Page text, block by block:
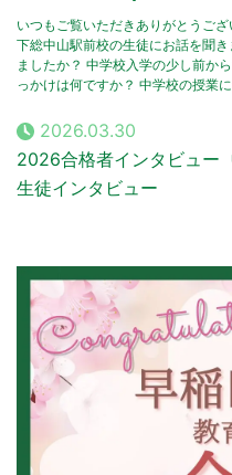
いつもご覧いただきありがとうご
下総中山駅前校の生徒にお話を聞
ましたか？ 中学校入学の少し前か
っかけは何ですか？ 中学校の授業
2026.03.30
2026合格者インタビュー
生徒インタビュー